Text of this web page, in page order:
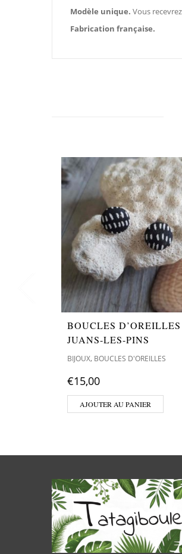
Modèle unique. Vous
Fabrication française.
BOUCLES D’OREILLES
JUANS-LES-PINS
BIJOUX, BOUCLES D'OREILLES
€15,00
AJOUTER AU PANIER